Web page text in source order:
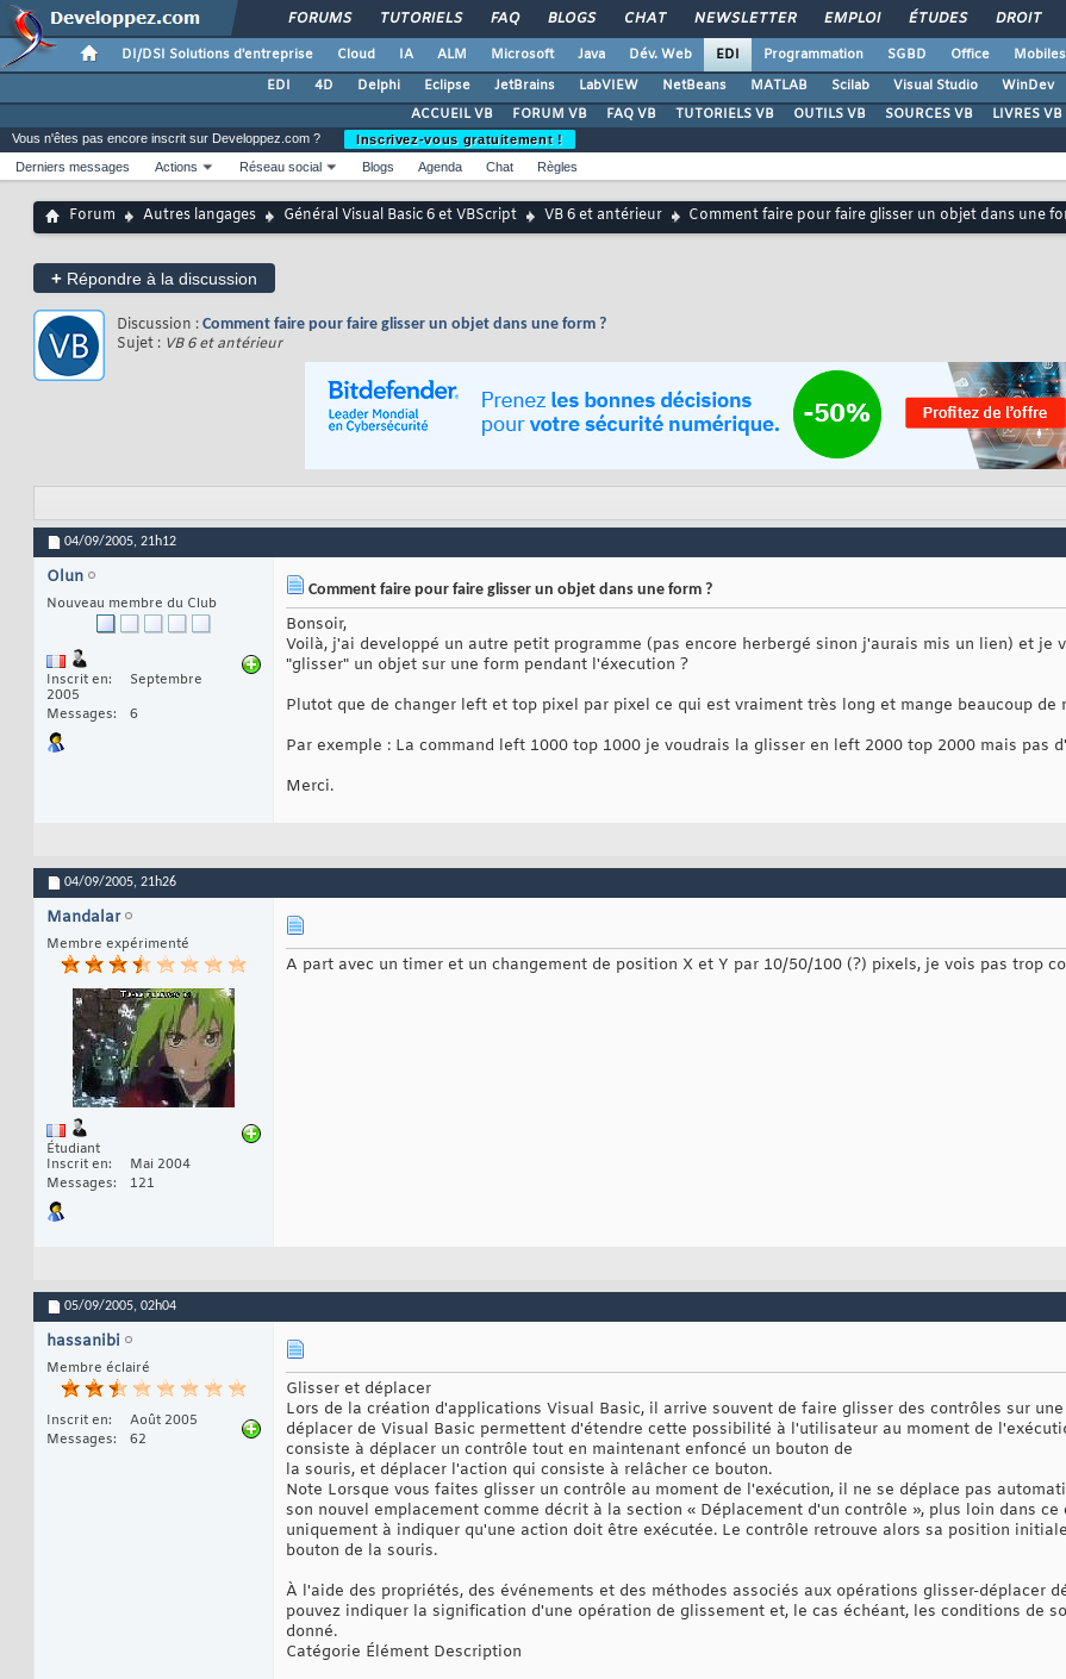
FORUMS TUTORIELS FAQ BLOGS CHAT NEWSLETTER EMPLOI ÉTUDES DROIT
DI/DSI Solutions d'entreprise Cloud IA ALM Microsoft Java Dév. Web EDI Programmation SGBD Office Mobiles
EDI
4D Delphi Eclipse JetBrains LabVIEW NetBeans MATLAB Scilab Visual Studio WinDev
ACCUEIL VB
FORUM VB FAQ VB TUTORIELS VB OUTILS VB SOURCES VB LIVRES VB
Vous n'êtes pas encore inscrit sur Developpez.com ?
Inscrivez-vous gratuitement !
Derniers messages
Actions Réseau social Blogs Agenda Chat Règles
Forum Autres langages Général Visual Basic 6 et VBScript VB 6 et antérieur Comment faire pour faire glisser un objet dans une
+ Répondre à la discussion
Discussion : Comment faire pour faire glisser un objet dans une form ?
Sujet : VB 6 et antérieur
04/09/2005, 21h12
Olun
Nouveau membre du Club
Inscrit en
Septembre
2005
Messages
6
Comment faire pour faire glisser un objet dans une form ?
Bonsoir,
Voilà, j'ai developpé un autre petit programme (pas encore herbergé sinon j'aurais mis un lien) et je
"glisser" un objet sur une form pendant l'éxecution ?
Plutot que de changer left et top pixel par pixel ce qui est vraiment très long et mange beaucoup de
Par exemple : La command left 1000 top 1000 je voudrais la glisser en left 2000 top 2000 mais pas
Merci.
04/09/2005, 21h26
Mandalar
Membre expérimenté
Étudiant
Inscrit en
Mai 2004
Messages
121
A part avec un timer et un changement de position X et Y par 10/50/100 (?) pixels, je vois pas trop
05/09/2005, 02h04
hassanibi
Membre éclairé
Inscrit en
Août 2005
Messages
62
Glisser et déplacer
Lors de la création d'applications Visual Basic, il arrive souvent de faire glisser des ‎contrôles sur
déplacer de Visual Basic permettent ‎d'étendre cette possibilité à l'utilisateur au moment de
consiste à déplacer un contrôle tout en maintenant enfoncé un bouton de
la souris, et déplacer l'action qui consiste à relâcher ce bouton.‎
Note Lorsque vous faites glisser un contrôle au moment de l'exécution, il ne se déplace pas
son nouvel emplacement comme décrit à la section ‎‎« Déplacement d'un contrôle », plus loin dans
‎uniquement à indiquer qu'une action doit être exécutée. Le contrôle retrouve alors sa position
bouton de la souris.‎
À l'aide des propriétés, des événements et des méthodes associés aux opérations ‎glisser-déplacer
pouvez indiquer la signification ‎d'une opération de glissement et, le cas échéant, les conditions de
donné.‎
Catégorie Élément Description